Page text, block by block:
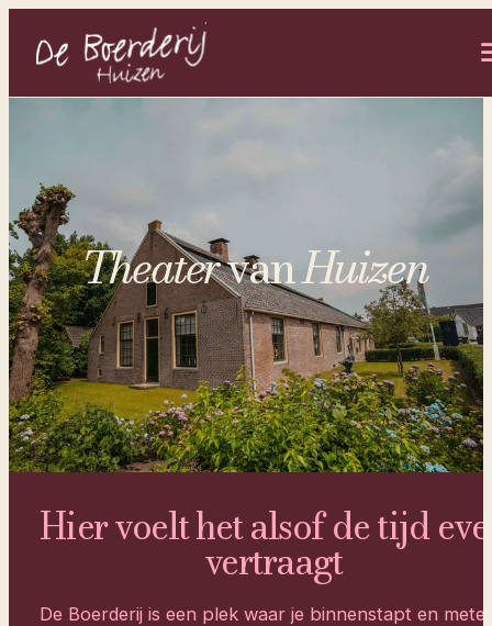
- Home pagina
TheatervanHuizen
Hier voelt het alsof de tijd
vertraagt
De Boerderij is een plek waar je binnenstapt en